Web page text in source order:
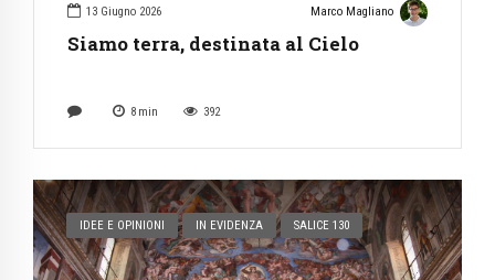
13 Giugno 2026 Marco Magliano
Siamo terra, destinata al Cielo
8 min 392
IDEE E OPINIONI IN EVIDENZA SALICE 130